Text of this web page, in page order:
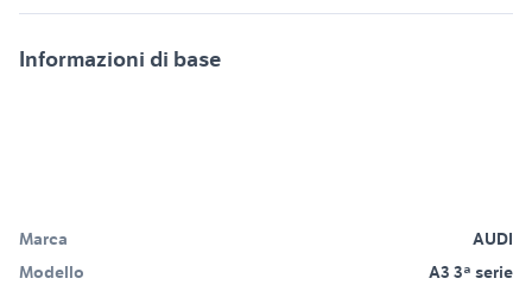
Informazioni di base
Marca
AUDI
Modello
A3 3ª serie